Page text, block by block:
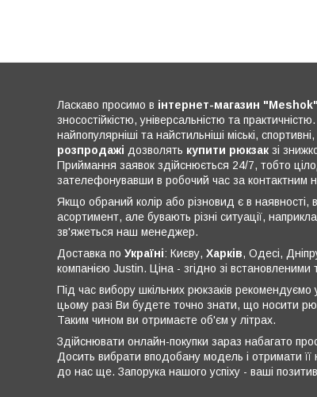
Ласкаво просимо в інтернет-магазин "Meshok"
зносостійкістю, універсальністю та
найпопулярніші та найстильніші міські,
розпродажі дозволять купити рюкзак зі
Приймання заявок здійснюється 24/7, тобто
зателефонувавши в робочий час за
Якщо обраний колір або різновид є в
асортимент, але бувають різні ситуації,
зв'яжеться наш менеджер.
Доставка по Україні: Києву, Харків, Одесі,
компанією Justin. Ціна - згідно зі
Під час вибору шкільних рюкзаків
цьому разі Ви будете точно знати, що носити
Таким чином ви отримаєте об'єм у літрах.
Здійснювати онлайн-покупки зараз набагато
Досить вибрати вподобану модель і отримати
до нас ще. Запорука нашого успіху - ваші